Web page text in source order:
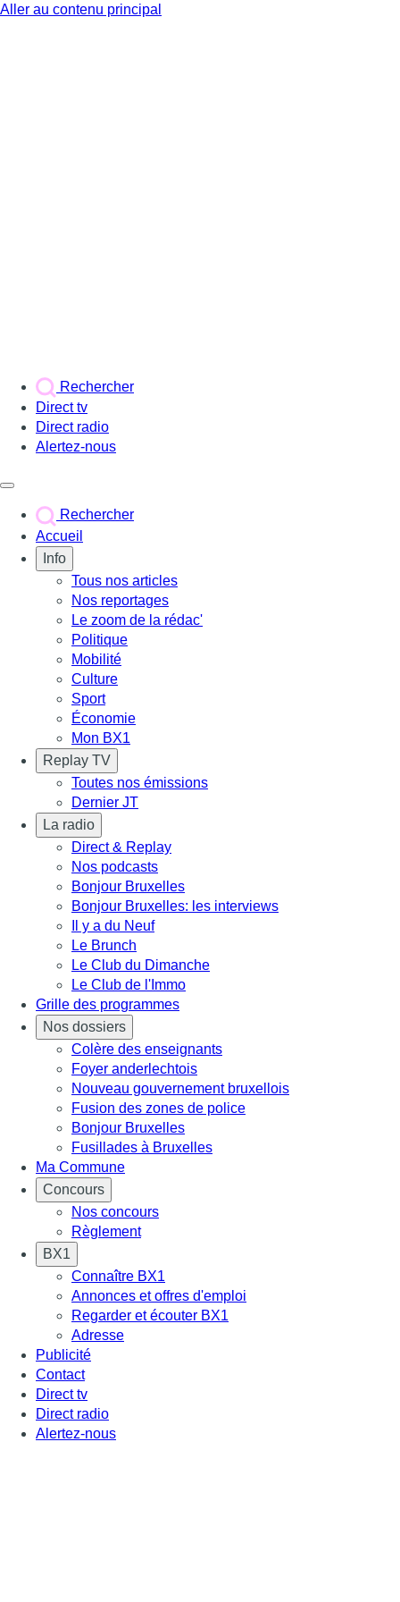
Aller au contenu principal
Rechercher
Direct tv
Direct radio
Alertez-nous
Rechercher
Accueil
Info
Tous nos articles
Nos reportages
Le zoom de la rédac'
Politique
Mobilité
Culture
Sport
Économie
Mon BX1
Replay TV
Toutes nos émissions
Dernier JT
La radio
Direct & Replay
Nos podcasts
Bonjour Bruxelles
Bonjour Bruxelles: les interviews
Il y a du Neuf
Le Brunch
Le Club du Dimanche
Le Club de l'Immo
Grille des programmes
Nos dossiers
Colère des enseignants
Foyer anderlechtois
Nouveau gouvernement bruxellois
Fusion des zones de police
Bonjour Bruxelles
Fusillades à Bruxelles
Ma Commune
Concours
Nos concours
Règlement
BX1
Connaître BX1
Annonces et offres d'emploi
Regarder et écouter BX1
Adresse
Publicité
Contact
Direct tv
Direct radio
Alertez-nous